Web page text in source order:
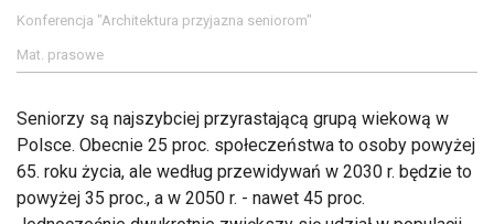
Konferencja "Architektura przyjazna seniorom"
Mat. prasowe
Seniorzy są najszybciej przyrastającą grupą wiekową w
Polsce. Obecnie 25 proc. społeczeństwa to osoby powyżej
65. roku życia, ale według przewidywań w 2030 r. będzie to
powyżej 35 proc., a w 2050 r. - nawet 45 proc.